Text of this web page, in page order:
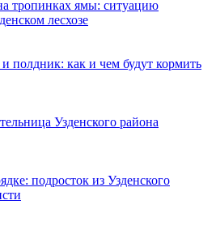
тропинках ямы: ситуацию
лесхозе
полдник: как и чем будут кормить
Узденского района
подросток из Узденского